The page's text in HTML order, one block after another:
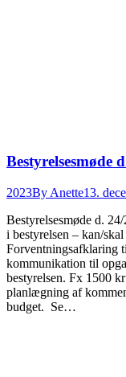
Bestyrelsesmøde
2023By Anette13.
Bestyrelsesmøde d.
i bestyrelsen – kan/
Forventningsafklaring
kommunikation til
bestyrelsen. Fx 1500
planlægning af
budget. Se…